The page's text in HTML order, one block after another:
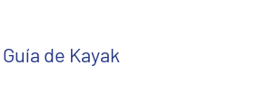
Guía de Kayak